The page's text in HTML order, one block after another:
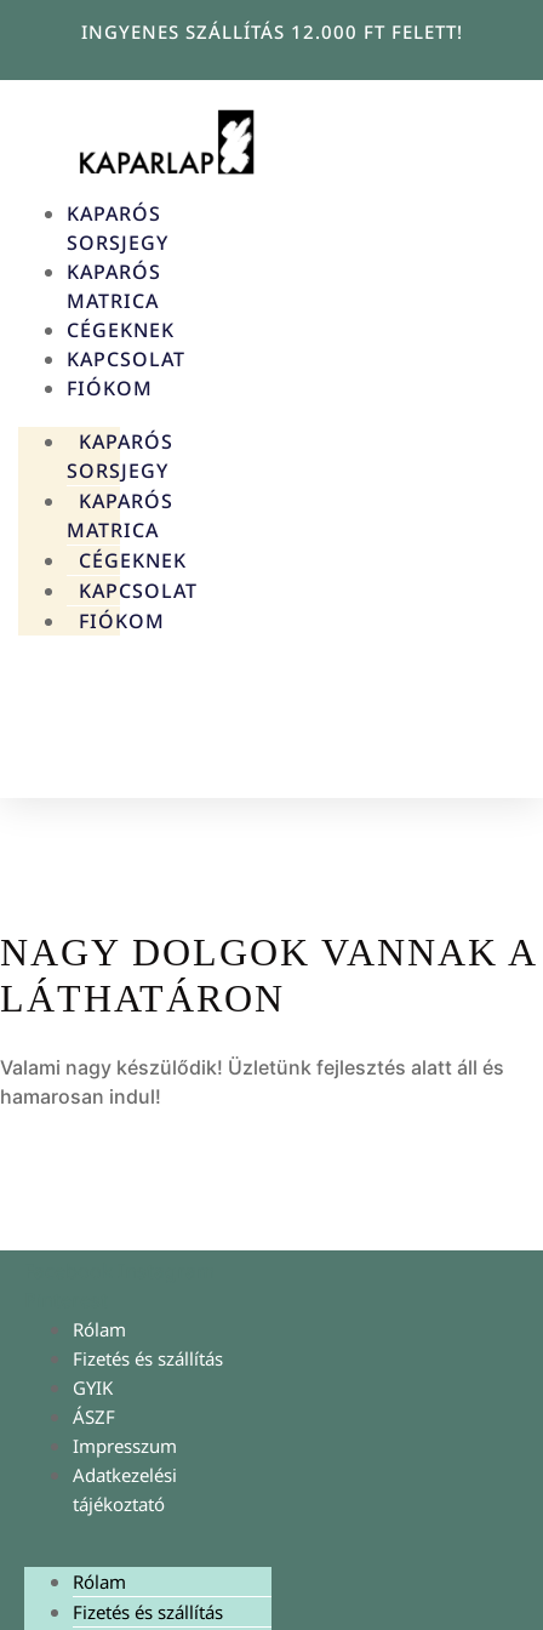
INGYENES SZÁLLÍTÁS 12.000 FT FELETT!
KAPARÓS
SORSJEGY
KAPARÓS
MATRICA
CÉGEKNEK
KAPCSOLAT
FIÓKOM
KAPARÓS
SORSJEGY
KAPARÓS
MATRICA
CÉGEKNEK
KAPCSOLAT
FIÓKOM
NAGY DOLGOK VANNAK A
LÁTHATÁRON
Valami nagy készülődik! Üzletünk fejlesztés alatt áll és
hamarosan indul!
Rólam
Fizetés és szállítás
GYIK
ÁSZF
Impresszum
Adatkezelési
tájékoztató
Rólam
Fizetés és szállítás